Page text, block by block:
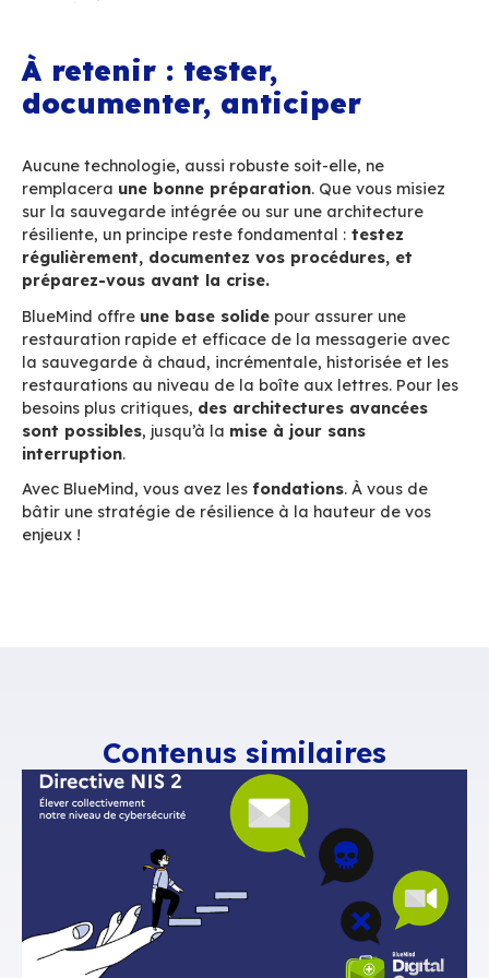
immédiatement, sans impact visible pour les
Tout continue comme si de rien n’était.
: cette architecture
de fairedes mises à jour sans interruption
service. Pas de coupure, pas de fenêtre de
maintenance. Une continuité totale, même
phases d’évolution.
Peut-on parler de Plan de Continuité
dans ce cas ? Techniquement, oui : on
un RTO et un RPO à zéro. En pratique,
d’organisations préfèrent garder un contrôle
dans les bascules critiques. Ce que
résilience permet aujourd’hui, c’est un PRA
avec un RPO nul et un RTO réduit au minimum.
C’est une solution puissante mais qui a un coût
nécessite
Bonus : une
secours indépendante
En cas de crise majeure, il faut pouvoir
communiquer, même si tout le SI est à l’arrêt.
pourquoi nous avons conçu
BlueMind Digital
messagerie d’urgence souveraine, hébergée